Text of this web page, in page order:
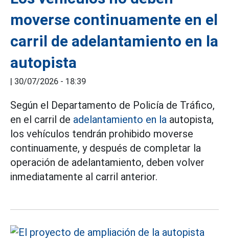
moverse continuamente en el
carril de adelantamiento en la
autopista
| 30/07/2026 - 18:39
Según el Departamento de Policía de Tráfico,
en el carril de adelantamiento en la autopista,
los vehículos tendrán prohibido moverse
continuamente, y después de completar la
operación de adelantamiento, deben volver
inmediatamente al carril anterior.